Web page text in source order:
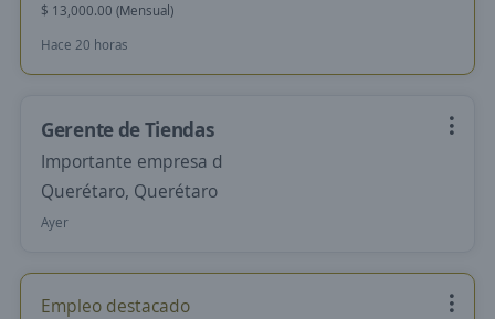
$ 13,000.00 (Mensual)
Hace 20 horas
Gerente de Tiendas
Importante empresa d
Querétaro, Querétaro
Ayer
Empleo destacado